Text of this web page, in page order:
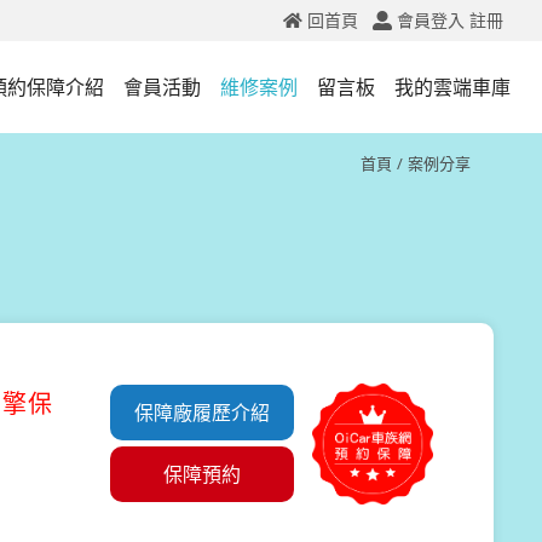
會員登入 註冊
回首頁
約保障介紹 會員活動 維修案例 留言板 我的雲端車庫
首頁 案例分享
保 保障廠履歷介紹
保障預約